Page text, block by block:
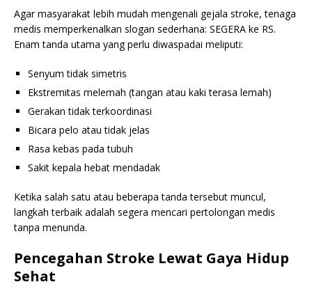
Agar masyarakat lebih mudah mengenali gejala stroke, tenaga
medis memperkenalkan slogan sederhana: SEGERA ke RS.
Enam tanda utama yang perlu diwaspadai meliputi:
Senyum tidak simetris
Ekstremitas melemah (tangan atau kaki terasa lemah)
Gerakan tidak terkoordinasi
Bicara pelo atau tidak jelas
Rasa kebas pada tubuh
Sakit kepala hebat mendadak
Ketika salah satu atau beberapa tanda tersebut muncul,
langkah terbaik adalah segera mencari pertolongan medis
tanpa menunda.
Pencegahan Stroke Lewat Gaya Hidup
Sehat